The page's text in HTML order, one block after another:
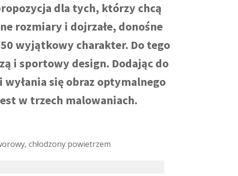
dla tych, którzy chcą
rozmiary i dojrzałe, donośne
wyjątkowy charakter. Do tego
i sportowy design. Dodając do
się obraz optymalnego
w trzech malowaniach.
chłodzony powietrzem